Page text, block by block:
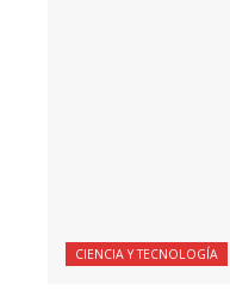
CIENCIA Y TECNOLOGÍA